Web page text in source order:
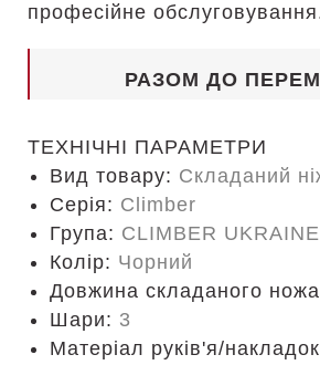
професійне
РАЗОМ ДО
ТЕХНІЧНІ ПАРАМЕТРИ
Вид товару: Складаний
Серія: Climber
Група: CLIMBER UKRAINE
Колір: Чорний
Довжина складаного
Шари: 3
Матеріал руків'я/